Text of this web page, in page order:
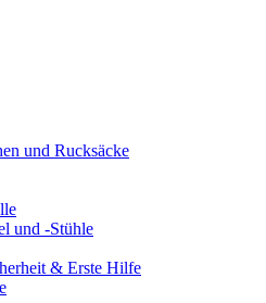
und Rucksäcke
und -Stühle
& Erste Hilfe